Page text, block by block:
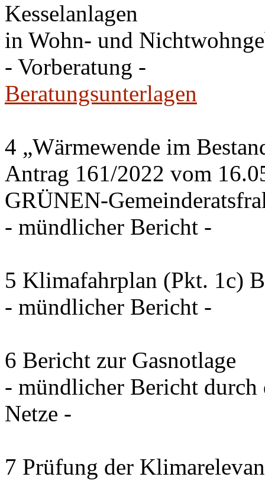
Kesselanlagen
in Wohn- und
- Vorberatung -
Beratungsunterlagen
4 „Wärmewende im
Antrag 161/2022 vom
GRÜNEN-
- mündlicher Bericht -
5 Klimafahrplan (Pkt. 1c)
- mündlicher Bericht -
6 Bericht zur Gasnotlage
- mündlicher Bericht
Netze -
7 Prüfung der